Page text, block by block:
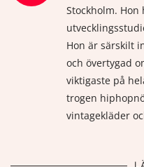
Stockholm.
Hon är särskilt
och övertygad
viktigaste på
trogen
vintagekläder